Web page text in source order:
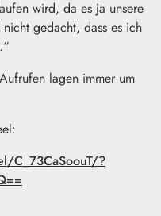
wird, da es ja unsere
gedacht, dass es ich
lagen immer um
C_73CaSoouT/?